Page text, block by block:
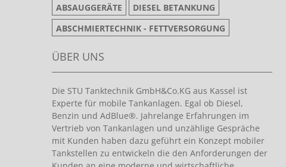
ABSAUGGERÄTE
DIESEL BETANKUNG
ABSCHMIERTECHNIK - FETTVERSORGUNG
ÜBER UNS
Die STU Tanktechnik GmbH&Co.KG aus Kassel ist
Experte für mobile Tankanlagen. Egal ob Diesel,
Benzin und AdBlue®. Jahrelange Erfahrungen im
Vertrieb von Tankanlagen und unzählige Gespräche
mit Kunden haben dazu geführt ein Konzept mobiler
Tankstellen zu entwickeln die den Anforderungen der